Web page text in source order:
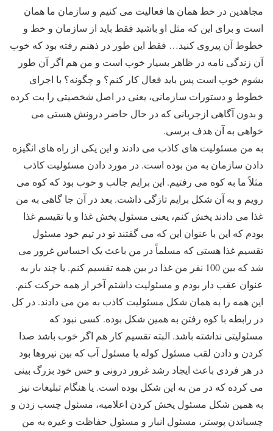
مجاهدین در خط همان ها فعالیت می کنیم و سازمان ما همان
است و برای این که مثل او باشید فقط باید از سازمان و خط و
خطوط آن پیروی کنید… فقط این طور در ذهنم رفته بود که خوب
آن زندگی نامه در ظاهر بسیار خوب است و من هم اگر آن طور
بشوم خوب است پس باید فعال کار کنم؟ و چگونه؟ با اجرای
خطوط و دستورات سازمانی، یعنی در اصل شخصیتی را بت کرده
و بدون آگاهی ازجریانی که در حال حاضر درونش هستی می
خواهی به آن هدف برسی.
به من مسئولیت های کاذب می دادند و این یکی از راه های انگیزه
دادن سازمان به من بوده است. در مورد دادن مسئولیت کاذب
مثلاً ما به کوه می رفتیم. این برایم جالب و خوب بود که کوه می
رویم و به آن شکل برایم تازگی داشت. بعد در آن جا گاهی به من
غذا می دادند پخش کنم، یعنی مسئول پخش غذا و یا تقیسم غذا
بودم که این با عنوان این که می گفتند تو در تیم خود مسئول
تقسیم غذا هستی که مسلماً در من باعث یک احساس غرور می
شد که بین 100 نفر من غذا در بین همه تقسیم کنم. یا چند بار به
عنوان عقب دار بودم و مسئولیت داشتم آخر از همه حرکت کنم.
این همه را به همان شکل مسئولیت کاذب به من می دادند. در کل
در رابطه با کوه رفتن به همین شکل بوده. کسی نبود که
مسئولیتی نداشته باشد. البته تقسیم کار هم اگر خوب باشد صدا
کردن و دادن لقب مسئول کوله یا مسئول آب که بین نیروها بود
در هر فردی باعث ایجاد رشد غرور درونی و حس خود بزرگ بینی
می کرده که در من به این شکل بوده است. یا هنگام تبلیغات نیز
به همین شکل مسئول پخش کردن اعلامیه، مسئول چسب زدن و
چسباندن پوستر، مسئول انبار و مسئول حفاظت و غیره به من